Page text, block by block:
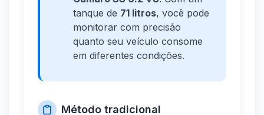
tanque de 71 litros, você pode
monitorar com precisão
quanto seu veículo consome
em diferentes condições.
Método tradicional